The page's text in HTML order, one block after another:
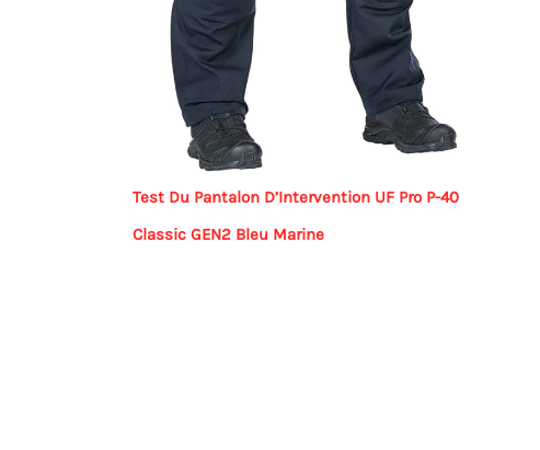
Test Du Pantalon D’Intervention UF Pro P-40
Classic GEN2 Bleu Marine